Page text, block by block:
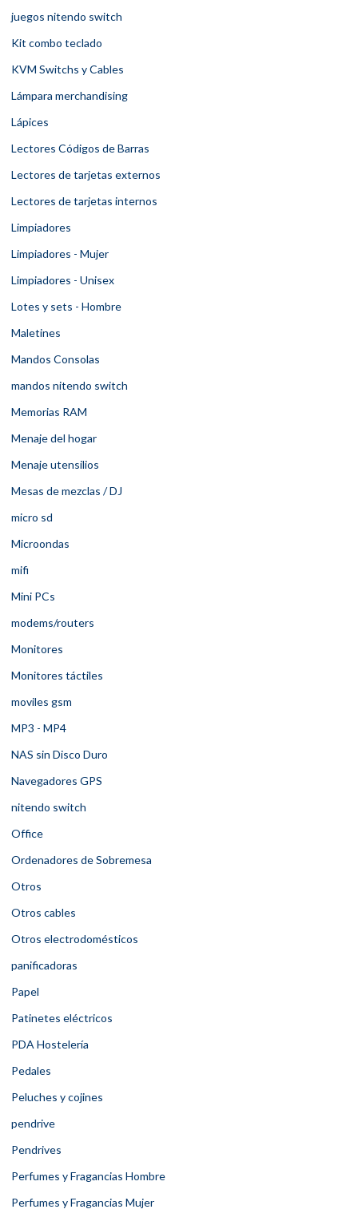
juegos nitendo switch
Kit combo teclado
KVM Switchs y Cables
Lámpara merchandising
Lápices
Lectores Códigos de Barras
Lectores de tarjetas externos
Lectores de tarjetas internos
Limpiadores
Limpiadores - Mujer
Limpiadores - Unisex
Lotes y sets - Hombre
Maletines
Mandos Consolas
mandos nitendo switch
Memorias RAM
Menaje del hogar
Menaje utensilios
Mesas de mezclas / DJ
micro sd
Microondas
mifi
Mini PCs
modems/routers
Monitores
Monitores táctiles
moviles gsm
MP3 - MP4
NAS sin Disco Duro
Navegadores GPS
nitendo switch
Office
Ordenadores de Sobremesa
Otros
Otros cables
Otros electrodomésticos
panificadoras
Papel
Patinetes eléctricos
PDA Hostelería
Pedales
Peluches y cojines
pendrive
Pendrives
Perfumes y Fragancias Hombre
Perfumes y Fragancias Mujer